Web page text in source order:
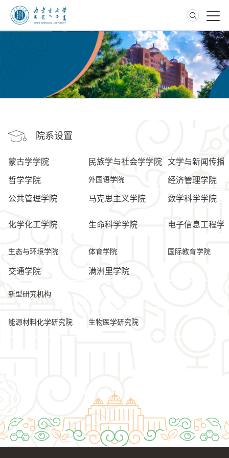
院系设置
院系设置
蒙古学学院 民族学与社会学学院 文学与新闻传播
哲学学院 外国语学院 经济管理学院
公共管理学院 马克思主义学院 数学科学学院
化学化工学院 生命科学学院 电子信息工程学
生态与环境学院 体育学院 国际教育学院
交通学院 满洲里学院
新型研究机构
能源材料化学研究院 生物医学研究院